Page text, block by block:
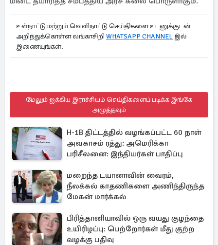
உள்நாட்டு மற்றும் வெளிநாட்டு செய்திகளை உடனுக்குடன்
அறிந்துக்கொள்ள லங்காசிறி WHATSAPP CHANNEL இல்
இணையுங்கள்.
மேலும் ஐக்கிய இராச்சியம் செய்திகளைப் படிக்க இங்கே
அழுத்தவும்
H-1B திட்டத்தில் வழங்கப்பட்ட 60 நாள்
அவகாசம் ரத்து: அமெரிக்கா
பரிசீலனை: இந்தியர்கள் பாதிப்பு
மறைந்த டயானாவின் வைரம்,
நீலக்கல் காதணிகளை அணிந்திருந்த
மேகன் மார்க்கல்
பிரித்தானியாவில் ஒரு வயது குழந்தை
உயிரிழப்பு: பெற்றோர்கள் மீது குற்ற
வழக்கு பதிவு